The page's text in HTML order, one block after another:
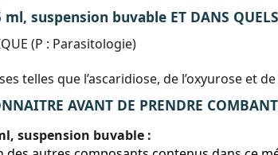
ml, suspension buvable ET DANS
(P : Parasitologie)
telles que l’ascaridiose, de l’oxyurose et
AVANT DE PRENDRE
suspension buvable :